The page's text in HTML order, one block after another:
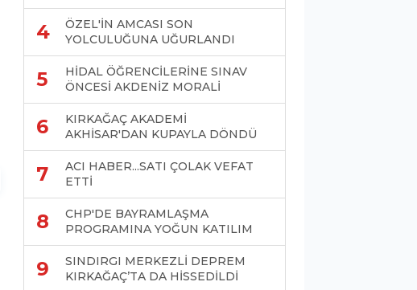
4
ÖZEL'İN AMCASI SON
YOLCULUĞUNA UĞURLANDI
5
HİDAL ÖĞRENCİLERİNE SINAV
ÖNCESİ AKDENİZ MORALİ
6
KIRKAĞAÇ AKADEMİ
AKHİSAR'DAN KUPAYLA DÖNDÜ
7
ACI HABER...SATI ÇOLAK VEFAT
ETTİ
8
CHP'DE BAYRAMLAŞMA
PROGRAMINA YOĞUN KATILIM
9
SINDIRGI MERKEZLİ DEPREM
KIRKAĞAÇ’TA DA HİSSEDİLDİ